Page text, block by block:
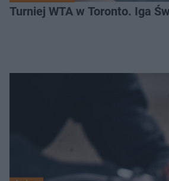
Turniej WTA w Toronto. Iga